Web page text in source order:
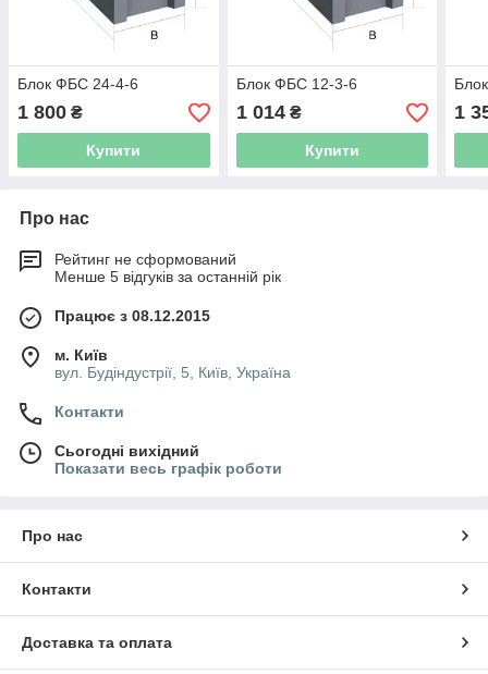
Блок ФБС 24-4-6
1 800 ₴
Купити
Блок ФБС 12-3-6
1 014₴
Купити
1
Про нас
Рейтинг не сформований
Менше 5 відгуків за останній рік
Працює з 08.12.2015
м. Київ
вул. Будіндустрії, 5, Київ, Україна
Контакти
Сьогодні вихідний
Показати весь графік роботи
Про нас
Контакти
Доставка та оплата